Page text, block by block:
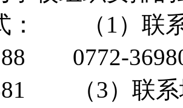
： （1）联系
0772-
（3）联系